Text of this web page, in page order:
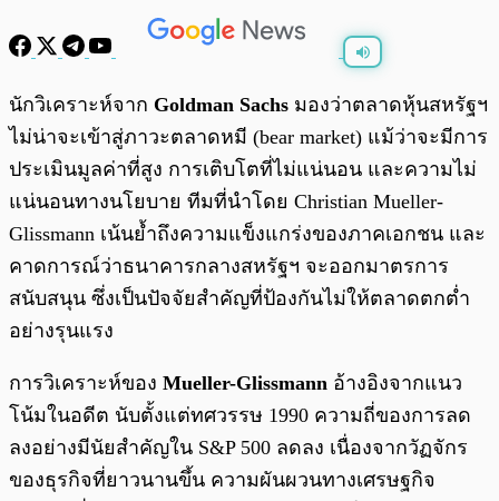
พร้อมเล่น /
นักวิเคราะห์จาก Goldman Sachs มองว่าตลาดหุ้นสหรัฐฯ
ไม่น่าจะเข้าสู่ภาวะตลาดหมี (bear market) แม้ว่าจะมีการ
ประเมินมูลค่าที่สูง การเติบโตที่ไม่แน่นอน และความไม่
แน่นอนทางนโยบาย ทีมที่นำโดย Christian Mueller-
Glissmann เน้นย้ำถึงความแข็งแกร่งของภาคเอกชน และ
คาดการณ์ว่าธนาคารกลางสหรัฐฯ จะออกมาตรการ
สนับสนุน ซึ่งเป็นปัจจัยสำคัญที่ป้องกันไม่ให้ตลาดตกต่ำ
อย่างรุนแรง
การวิเคราะห์ของ Mueller-Glissmann อ้างอิงจากแนว
โน้มในอดีต นับตั้งแต่ทศวรรษ 1990 ความถี่ของการลด
ลงอย่างมีนัยสำคัญใน S&P 500 ลดลง เนื่องจากวัฏจักร
ของธุรกิจที่ยาวนานขึ้น ความผันผวนทางเศรษฐกิจ